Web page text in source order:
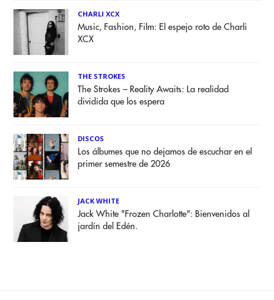
CHARLI XCX
Music, Fashion, Film: El espejo roto de Charli
XCX
THE STROKES
The Strokes – Reality Awaits: La realidad
dividida que los espera
DISCOS
Los álbumes que no dejamos de escuchar en el
primer semestre de 2026
JACK WHITE
Jack White "Frozen Charlotte": Bienvenidos al
jardín del Edén.